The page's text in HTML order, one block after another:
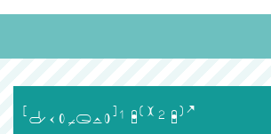
